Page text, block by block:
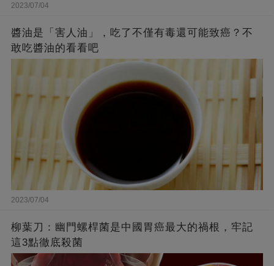
2023/07/04
醬油是「害人油」，吃了不僅有毒還可能致癌？不
敢吃醬油的看看吧
2023/07/04
柳葉刀：幽門螺桿菌是中國胃癌最大的禍根，牢記
這3點徹底殺菌